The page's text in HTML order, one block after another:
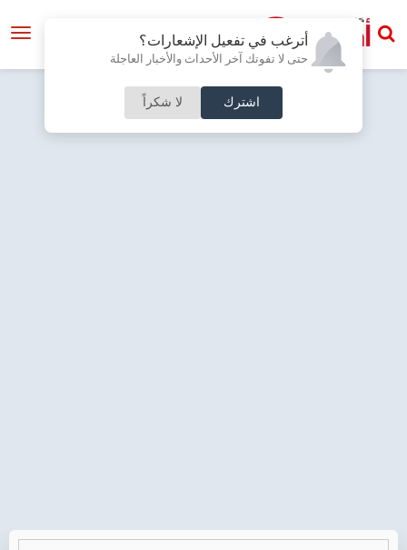
أترغب في تفعيل الإشعارات؟
حتى لا تفوتك آخر الأحداث والأخبار العاجلة
اشترك لا شكراً